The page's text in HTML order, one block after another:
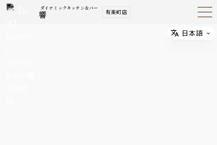
ダイナミックキッチン＆バー
響 有楽町店 Open
Navig
Select
日本語